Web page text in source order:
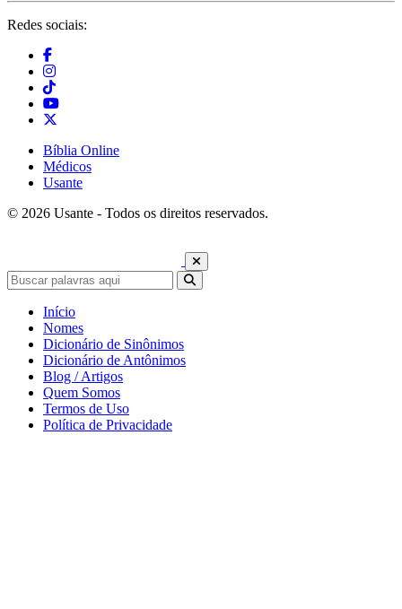
Redes sociais:
Bíblia Online
Médicos
Usante
© 2026 Usante - Todos os direitos reservados.
Início
Nomes
Dicionário de Sinônimos
Dicionário de Antônimos
Blog / Artigos
Quem Somos
Termos de Uso
Política de Privacidade